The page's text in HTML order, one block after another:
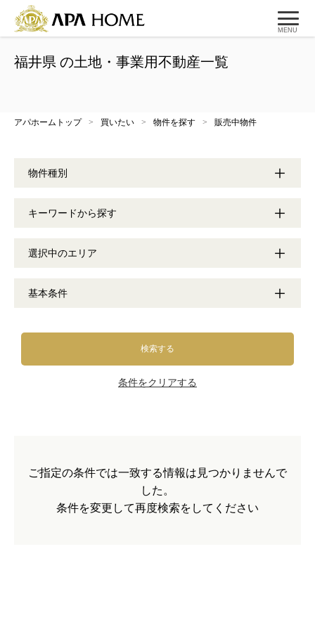
MENU
福井県 の土地・事業用不動産一覧
アパホームトップ > 買いたい > 物件を探す > 販売中物件
物件種別
キーワードから探す
選択中のエリア
基本条件
検索する
条件をクリアする
ご指定の条件では一致する情報は見つかりませんで
した。
条件を変更して再度検索をしてください